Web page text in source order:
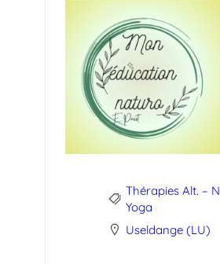
Thérapies Alt. –
Yoga
Useldange (LU)